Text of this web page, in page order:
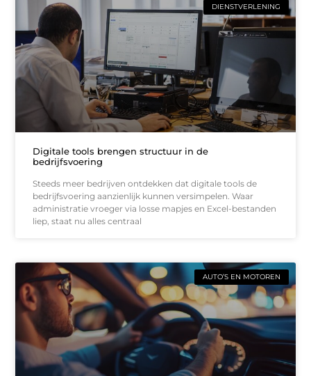
DIENSTVERLENING
Digitale tools brengen structuur in de
bedrijfsvoering
Steeds meer bedrijven ontdekken dat digitale tools de
bedrijfsvoering aanzienlijk kunnen versimpelen. Waar
administratie vroeger via losse mapjes en Excel-bestanden
liep, staat nu alles centraal
AUTO’S EN MOTOREN